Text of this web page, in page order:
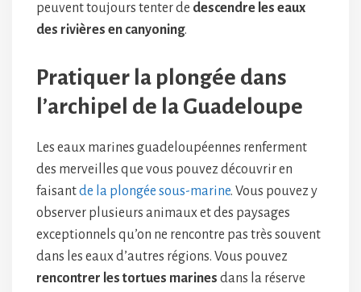
peuvent toujours tenter de descendre les eaux
des rivières en canyoning.
Pratiquer la plongée dans
l’archipel de la Guadeloupe
Les eaux marines guadeloupéennes renferment
des merveilles que vous pouvez découvrir en
faisantde la plongée sous-marine. Vous pouvez y
observer plusieurs animaux et des paysages
exceptionnels qu’on ne rencontre pas très souvent
dans les eaux d’autres régions. Vous pouvez
rencontrer les tortues marines dans la réserve